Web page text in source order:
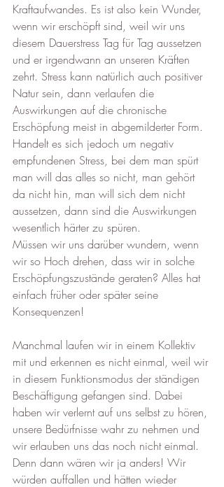
Kraftaufwandes. Es ist also kein Wunder,
wenn wir erschöpft sind, weil wir uns
diesem Dauerstress Tag für Tag aussetzen
und er irgendwann an unseren Kräften
zehrt. Stress kann natürlich auch positiver
Natur sein, dann verlaufen die
Auswirkungen auf die chronische
Erschöpfung meist in abgemilderter Form.
Handelt es sich jedoch um negativ
empfundenen Stress, bei dem man spürt
man will das alles so nicht, man gehört
da nicht hin, man will sich dem nicht
aussetzen, dann sind die Auswirkungen
wesentlich härter zu spüren.
Müssen wir uns darüber wundern, wenn
wir so Hoch drehen, dass wir in solche
Erschöpfungszustände geraten? Alles hat
einfach früher oder später seine
Konsequenzen!
Manchmal laufen wir in einem Kollektiv
mit und erkennen es nicht einmal, weil wir
in diesem Funktionsmodus der ständigen
Beschäftigung gefangen sind. Dabei
haben wir verlernt auf uns selbst zu hören,
unsere Bedürfnisse wahr zu nehmen und
wir erlauben uns das noch nicht einmal.
Denn dann wären wir ja anders! Wir
würden auffallen und hätten wieder